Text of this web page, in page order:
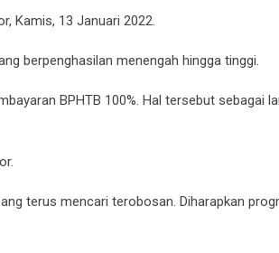
Kamis, 13 Januari 2022.
berpenghasilan menengah hingga tinggi.
BPHTB 100%. Hal tersebut sebagai
terus mencari terobosan. Diharapkan